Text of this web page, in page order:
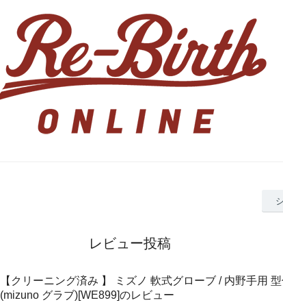
レビュー投稿
【クリーニング済み 】 ミズノ 軟式グローブ / 内野手用
(mizuno グラブ)[WE899]のレビュー